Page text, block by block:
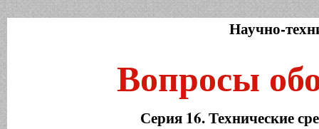
Научно-
Вопросы
Серия 16. Технические